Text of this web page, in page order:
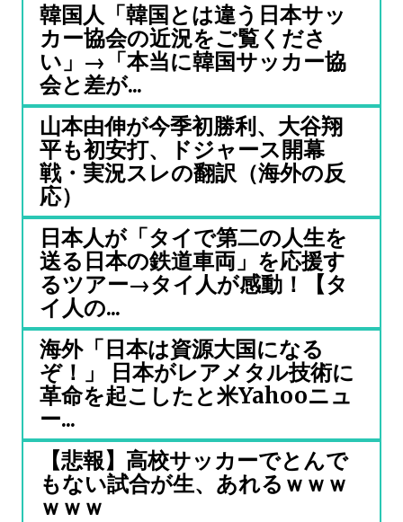
韓国人「韓国とは違う日本サッ
カー協会の近況をご覧くださ
い」→「本当に韓国サッカー協
会と差が...
山本由伸が今季初勝利、大谷翔
平も初安打、ドジャース開幕
戦・実況スレの翻訳（海外の反
応）
日本人が「タイで第二の人生を
送る日本の鉄道車両」を応援す
るツアー→タイ人が感動！【タ
イ人の...
海外「日本は資源大国になる
ぞ！」 日本がレアメタル技術に
革命を起こしたと米Yahooニュ
ー...
【悲報】高校サッカーでとんで
もない試合が生、あれるｗｗｗ
ｗｗｗ